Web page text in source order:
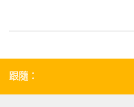
跟隨：